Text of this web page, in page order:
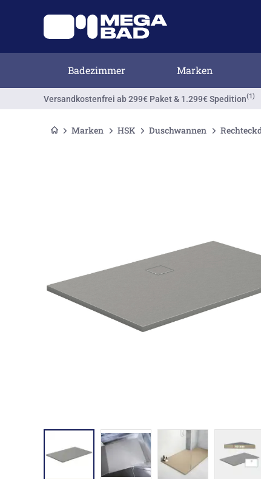
Badezimmer Marken
Versandkostenfrei ab 299€ Paket & 1.299€ Spedition(1)
Marken HSK Duschwannen